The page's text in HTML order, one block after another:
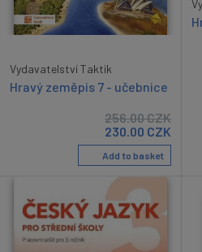
Vydavatelství Taktik
Hravý zeměpis 7 - učebnice
256.00CZK
230.00 CZK
Add to basket